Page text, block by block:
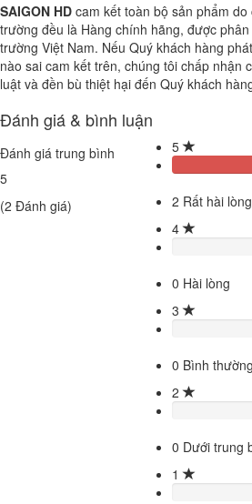
SAIGON HD cam kết toàn bộ sản phẩm
trường đều là Hàng chính hãng, được
trường Việt Nam. Nếu Quý khách hàng
nào sai cam kết trên, chúng tôi chấp nhận
luật và đền bù thiệt hại đến Quý khách
Đánh giá & bình luận
Đánh giá trung bình
5
(2 Đánh giá)
5
2 Rất hài lòng
4
0 Hài lòng
3
0 Bình thường
2
0 Dưới trung
1